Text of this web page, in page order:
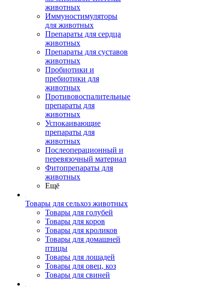
животных
Иммуностимуляторы
для животных
Препараты для сердца
животных
Препараты для суставов
животных
Пробиотики и
пребиотики для
животных
Противовоспалительные
препараты для
животных
Успокаивающие
препараты для
животных
Послеоперационный и
перевязочный материал
Фитопрепараты для
животных
Ещё
Товары для сельхоз животных
Товары для голубей
Товары для коров
Товары для кроликов
Товары для домашней
птицы
Товары для лошадей
Товары для овец, коз
Товары для свиней